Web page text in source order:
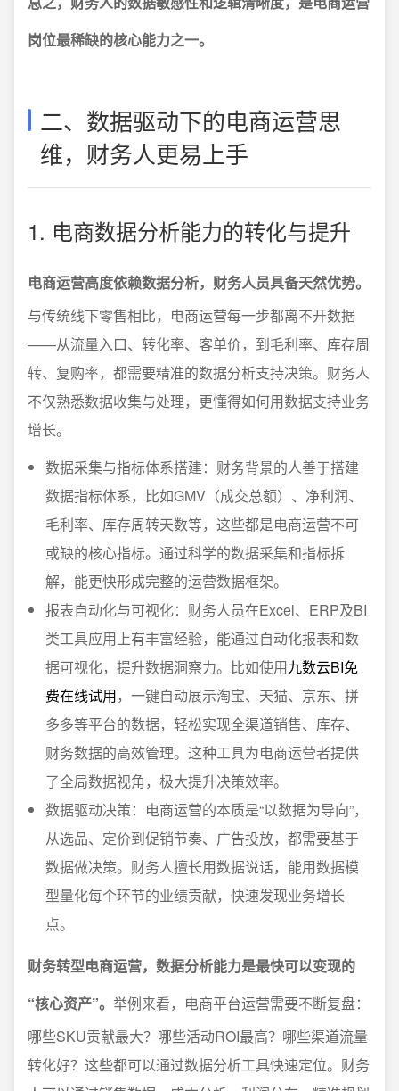
岗位最稀缺的核心能力之一。
二、数据驱动下的电商运营思
维，财务人更易上手
1. 电商数据分析能力的转化与提升
电商运营高度依赖数据分析，财务人员具备天然优势。
与传统线下零售相比，电商运营每一步都离不开数据
——从流量入口、转化率、客单价，到毛利率、库存周
转、复购率，都需要精准的数据分析支持决策。财务人
不仅熟悉数据收集与处理，更懂得如何用数据支持业务
增长。
数据采集与指标体系搭建：财务背景的人善于搭建
数据指标体系，比如GMV（成交总额）、净利润、
毛利率、库存周转天数等，这些都是电商运营不可
或缺的核心指标。通过科学的数据采集和指标拆
解，能更快形成完整的运营数据框架。
报表自动化与可视化：财务人员在Excel、ERP及BI
类工具应用上有丰富经验，能通过自动化报表和数
据可视化，提升数据洞察力。比如使用九数云BI免
费在线试用，一键自动展示淘宝、天猫、京东、拼
多多等平台的数据，轻松实现全渠道销售、库存、
财务数据的高效管理。这种工具为电商运营者提供
了全局数据视角，极大提升决策效率。
数据驱动决策：电商运营的本质是“以数据为导向”，
从选品、定价到促销节奏、广告投放，都需要基于
数据做决策。财务人擅长用数据说话，能用数据模
型量化每个环节的业绩贡献，快速发现业务增长
点。
财务转型电商运营，数据分析能力是最快可以变现的
“核心资产”。 举例来看，电商平台运营需要不断复盘：
哪些SKU贡献最大？哪些活动ROI最高？哪些渠道流量
转化好？这些都可以通过数据分析工具快速定位。财务